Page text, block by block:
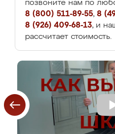
позвоните нам по
8 (800) 511-89-55, 8
8 (926) 409-68-13, и
рассчитает стоимость.